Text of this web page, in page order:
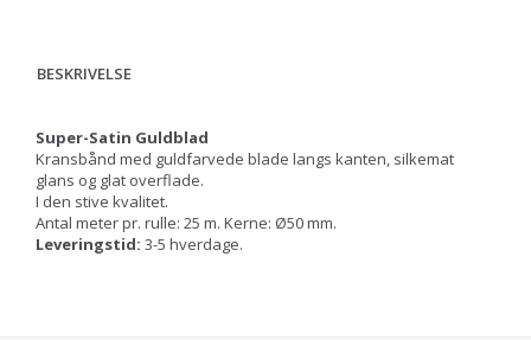
BESKRIVELSE
Super-Satin Guldblad
Kransbånd med guldfarvede blade langs kanten, silkemat
glans og glat overflade.
I den stive kvalitet.
Antal meter pr. rulle: 25 m. Kerne: Ø50 mm.
Leveringstid: 3-5 hverdage.